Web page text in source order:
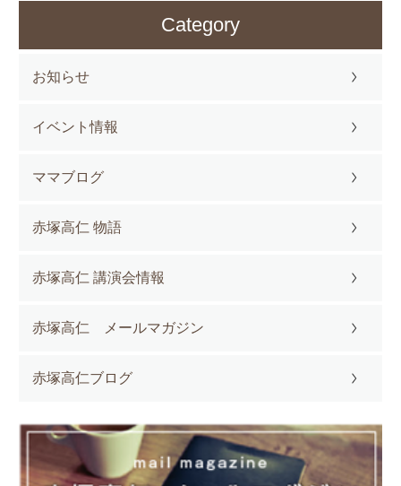
Category
お知らせ
イベント情報
ママブログ
赤塚高仁 物語
赤塚高仁 講演会情報
赤塚高仁 メールマガジン
赤塚高仁ブログ